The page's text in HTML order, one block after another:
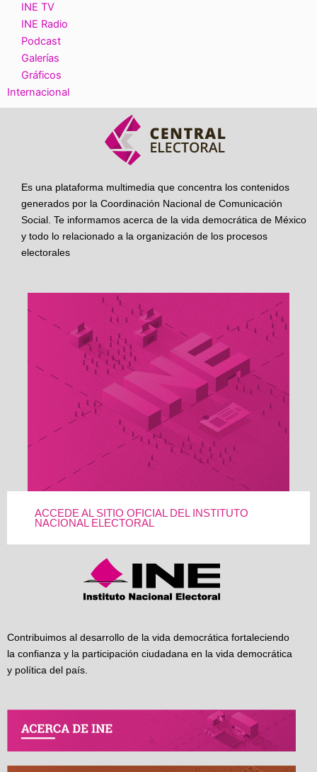
INE TV
INE Radio
Podcast
Galerías
Gráficos
Internacional
Es una plataforma multimedia que concentra los contenidos
generados por la Coordinación Nacional de Comunicación
Social. Te informamos acerca de la vida democrática de México
y todo lo relacionado a la organización de los procesos
electorales
ACCEDE AL SITIO OFICIAL DEL INSTITUTO
NACIONAL ELECTORAL
Contribuimos al desarrollo de la vida democrática fortaleciendo
la confianza y la participación ciudadana en la vida democrática
y política del país.